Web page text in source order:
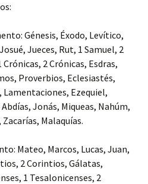
Génesis, Éxodo, Levítico,
Jueces, Rut, 1 Samuel, 2
Crónicas, 2 Crónicas, Esdras,
Proverbios, Eclesiastés,
Lamentaciones, Ezequiel,
Jonás, Miqueas, Nahúm,
Malaquías.
Mateo, Marcos, Lucas, Juan,
2 Corintios, Gálatas,
1 Tesalonicenses, 2